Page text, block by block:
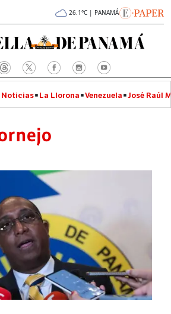
26.1°C | PANAMÁ
La Llorona Venezuela José Raúl